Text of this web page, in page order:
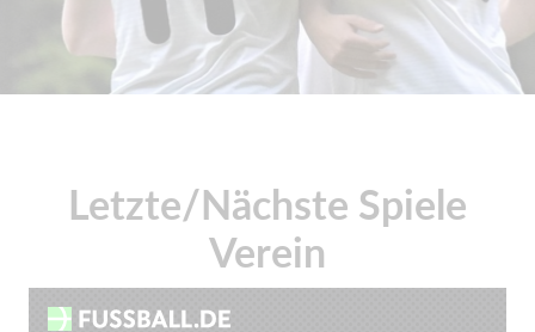
Letzte/Nächste Spiele
Verein